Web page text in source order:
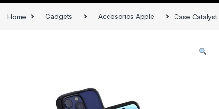
Home Gadgets Accesorios Apple Case